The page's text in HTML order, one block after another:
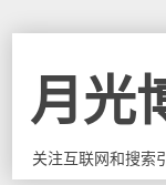
月光
关注互联网和搜索